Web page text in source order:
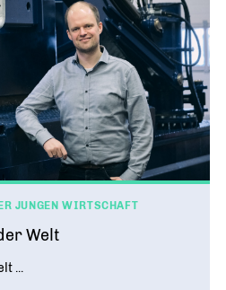
JUNGEN WIRTSCHAFT
Welt
...